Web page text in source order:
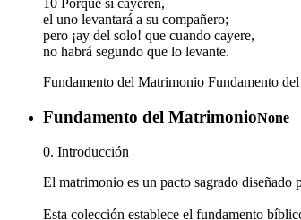
10 Porque si cayeren,
el uno levantará a su compañero;
pero ¡ay del solo! que cuando cayere,
no habrá segundo que lo levante.
Fundamento del Matrimonio Fundamento
Fundamento del MatrimonioNone
0. Introducción
El matrimonio es un pacto sagrado diseñado
Esta colección establece el fundamento